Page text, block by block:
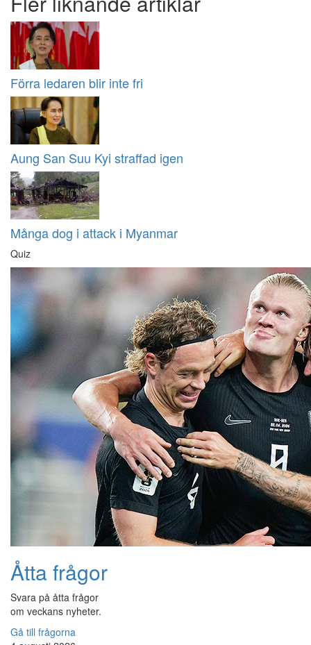
Förra ledaren blir inte fri
Aung San Suu Kyi straffad igen
Många dog i attack i Myanmar
Quiz
Åtta frågor
Svara på åtta frågor
om veckans nyheter.
Gå till frågorna